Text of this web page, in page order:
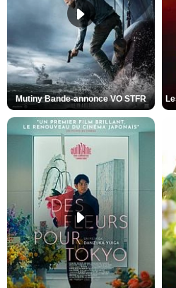
Mutiny Bande-annonce VO STFR